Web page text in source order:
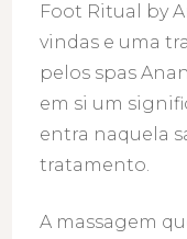
Foot Ritual by
vindas e uma
pelos spas
em si um
entra naquela
tratamento.
A massagem